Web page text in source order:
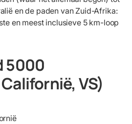
en de paden van Zuid-Afrika:
en meest inclusieve 5 km-loop
5000
VS)